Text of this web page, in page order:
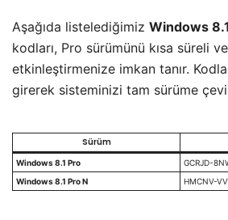
Aşağıda listelediğimiz Windows
kodları, Pro sürümünü kısa süreli
etkinleştirmenize imkan tanır.
girerek sisteminizi tam sürüme
Sürüm
Windows 8.1 Pro
GCRJD-
Windows 8.1 Pro N
HMCNV-